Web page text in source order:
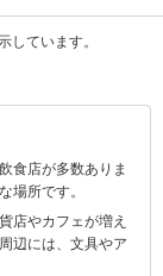
ています。
食店が多数ありま
場所です。
店やカフェが増え
辺には、文具やア